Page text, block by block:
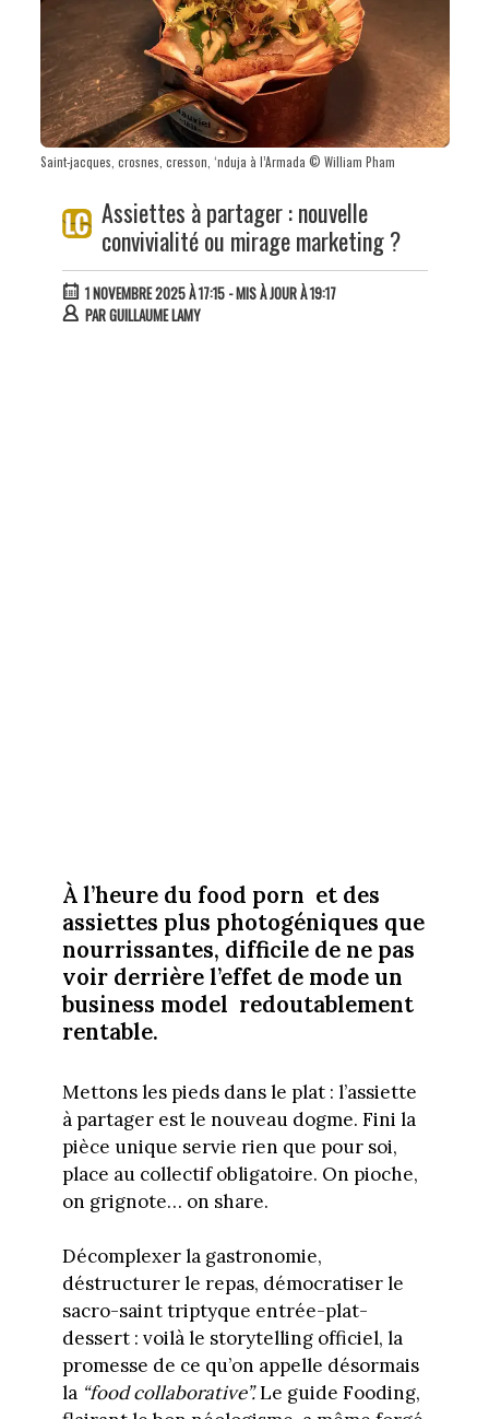
Saint-jacques, crosnes, cresson, ‘nduja à l’Armada © William Pham
Assiettes à partager : nouvelle
convivialité ou mirage marketing ?
1 NOVEMBRE 2025 À 17:15- MIS À JOUR À 19:17
PARGUILLAUME LAMY
À l’heure du food porn et des
assiettes plus photogéniques que
nourrissantes, difficile de ne pas
voir derrière l’effet de mode un
business model redoutablement
rentable.
Mettons les pieds dans le plat : l’assiette
à partager est le nouveau dogme. Fini la
pièce unique servie rien que pour soi,
place au collectif obligatoire. On pioche,
on grignote… on share.
Décomplexer la gastronomie,
déstructurer le repas, démocratiser le
sacro-saint triptyque entrée-plat-
dessert : voilà le storytelling officiel, la
promesse de ce qu’on appelle désormais
la “food collaborative”.Le guide Fooding,